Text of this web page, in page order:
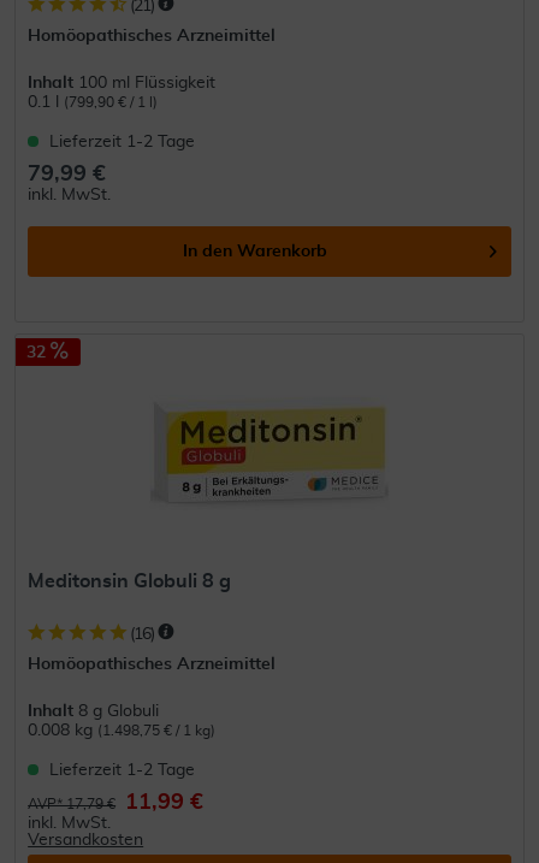
(21)
Homöopathisches Arzneimittel
Inhalt 100 ml Flüssigkeit
0.1 l
(799,90 € / 1 l)
Lieferzeit 1-2 Tage
79,99 €
inkl. MwSt.
In den Warenkorb
32
Meditonsin Globuli 8 g
(16)
Homöopathisches Arzneimittel
Inhalt 8 g Globuli
0.008 kg (1.498,75 € / 1 kg)
Lieferzeit 1-2 Tage
AVP* 17,79 € 11,99 €
inkl. MwSt.
Versandkosten